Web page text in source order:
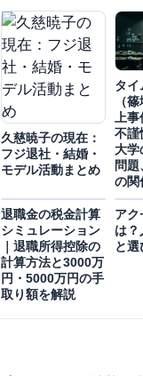
久慈暁子の現在：
フジ退社・結婚・
モデル活動まとめ
タイ
（
上
不謹
大学
問
の関
退職金の税金計算
シミュレーション
｜退職所得控除の
計算方法と3000万
円・5000万円の手
取り額を解説
アク
は？
と